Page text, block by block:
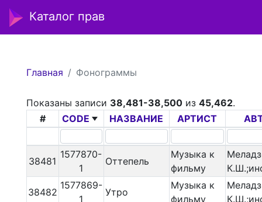
Каталог прав
Главная Фонограммы
Показаны записи 38,481-38,500из 45,462.
#
CODE НАЗВАНИЕ АРТИСТ
38481
1577870-
1
Оттепель
Музыка к
фильму
38482
1577869-
1
Утро
Музыка к
фильму